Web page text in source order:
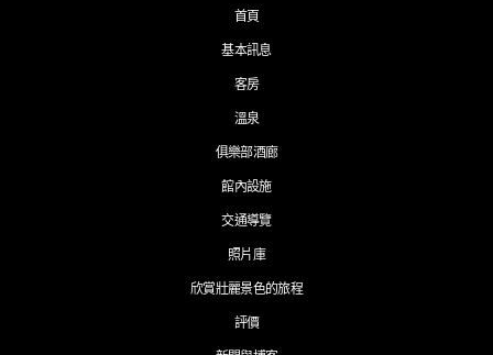
首頁
基本訊息
客房
溫泉
俱樂部酒廊
館內設施
交通導覽
照片庫
欣賞壯麗景色的旅程
評價